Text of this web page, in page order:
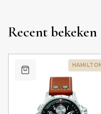
Recent bekeken